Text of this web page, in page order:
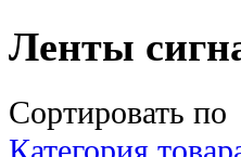
Ленты
Сортировать по